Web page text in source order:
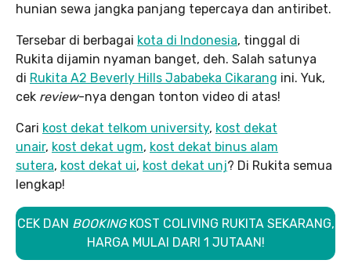
hunian sewa jangka panjang tepercaya dan antiribet.
Tersebar di berbagai kota di Indonesia, tinggal di
Rukita dijamin nyaman banget, deh. Salah satunya
di Rukita A2 Beverly Hills Jababeka Cikarang ini. Yuk,
cek review-nya dengan tonton video di atas!
Cari kost dekat telkom university, kost dekat
unair, kost dekat ugm, kost dekat binus alam
sutera, kost dekat ui, kost dekat unj? Di Rukita semua
lengkap!
CEK DAN BOOKING KOST COLIVING RUKITA SEKARANG,
HARGA MULAI DARI 1 JUTAAN!